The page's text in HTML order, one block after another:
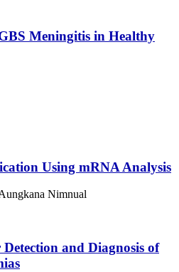
Meningitis in Healthy
Using mRNA Analysis
Nimnual
and Diagnosis of